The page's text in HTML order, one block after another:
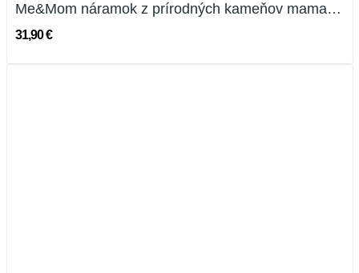
Me&Mom náramok z prírodných kameňov mama a...
31,90 €